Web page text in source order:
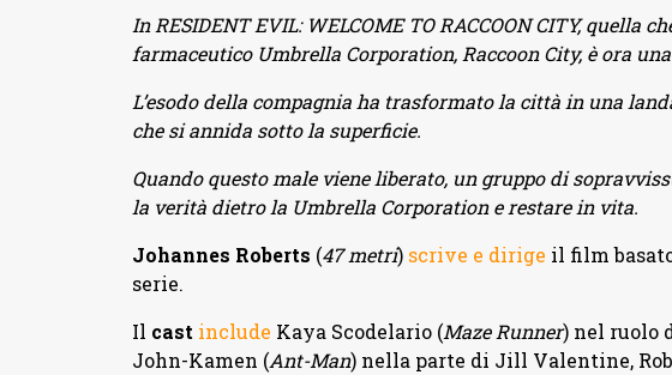
In RESIDENT EVIL: WELCOME TO RACCOON CITY, quella
farmaceutico Umbrella Corporation, Raccoon City, è ora
L’esodo della compagnia ha trasformato la città in una
che si annida sotto la superficie.
Quando questo male viene liberato, un gruppo di
la verità dietro la Umbrella Corporation e restare in vita.
Johannes Roberts (47 metri) scrive e dirige il film
serie.
Il cast include Kaya Scodelario (Maze Runner) nel ruolo
John-Kamen (Ant-Man) nella parte di Jill Valentine,